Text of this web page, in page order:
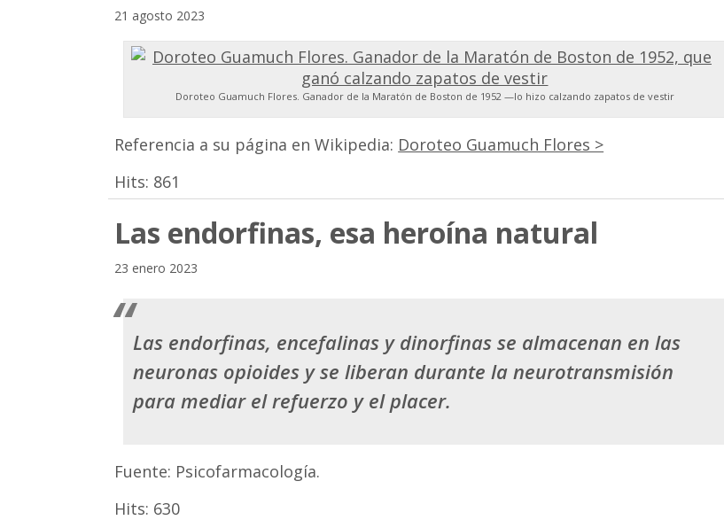
21 agosto 2023
Doroteo Guamuch Flores. Ganador de la Maratón de Boston de 1952 —lo hizo calzando zapatos de vestir
Referencia a su página en Wikipedia: Doroteo Guamuch Flores >
Hits: 861
Las endorfinas, esa heroína natural
23 enero 2023
Las endorfinas, encefalinas y dinorfinas se almacenan en las
neuronas opioides y se liberan durante la neurotransmisión
para mediar el refuerzo y el placer.
Fuente: Psicofarmacología.
Hits: 630